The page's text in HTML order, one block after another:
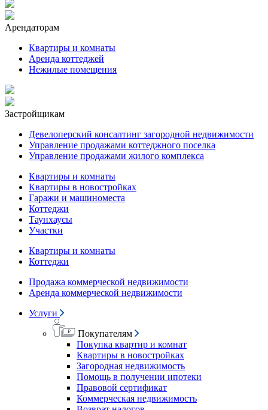
Арендаторам
Квартиры и комнаты
Аренда коттеджей
Нежилые помещения
Застройщикам
Девелоперский консалтинг загородной недвижимости
Управление продажами коттеджного поселка
Управление продажами жилого комплекса
Квартиры и комнаты
Квартиры в новостройках
Гаражи и машиноместа
Коттеджи
Таунхаусы
Участки
Квартиры и комнаты
Коттеджи
Продажа коммерческой недвижимости
Аренда коммерческой недвижимости
Услуги
Покупателям
Покупка квартир и комнат
Квартиры в новостройках
Загородная недвижимость
Помощь в получении ипотеки
Правовой сертификат
Коммерческая недвижимость